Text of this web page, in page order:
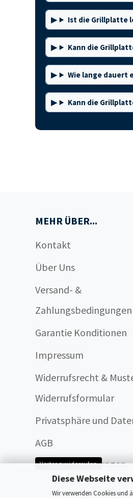
Diese Webseite
Wir verwenden Cookies und
Ist die Grillplatte
Kann die
Wie lange dauert
Kann die
MEHR ÜBER...
Kontakt
Über Uns
Versand- &
Zahlungsbedingungen
Garantie Konditionen
Impressum
Widerrufsrecht &
Widerrufsformular
Privatsphäre und
AGB
Cookie Einstellungen
Vertrag widerrufen